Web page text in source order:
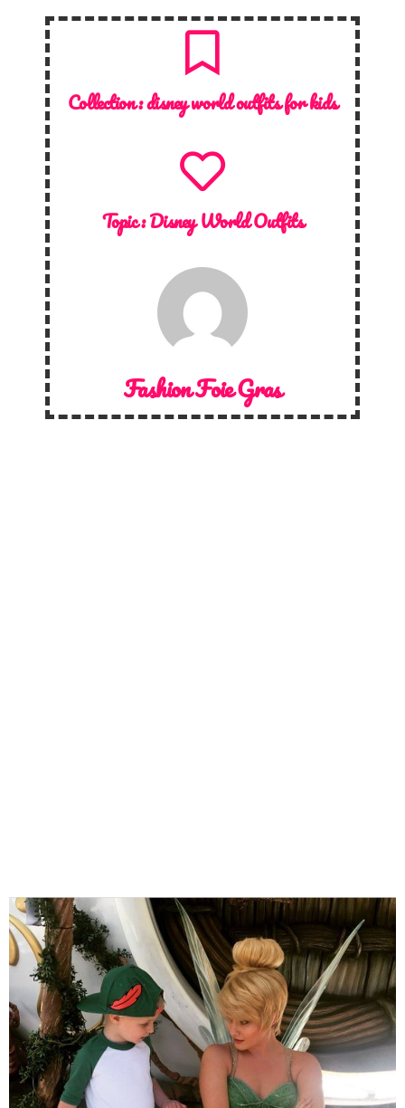
Collection :disney world outfits for kids
Topic :Disney World Outfits
Fashion Foie Gras